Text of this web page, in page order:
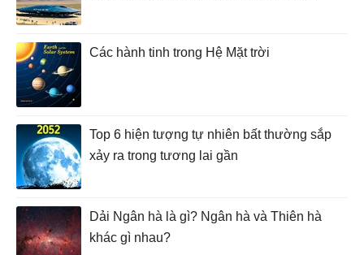
Các hành tinh trong Hệ Mặt trời
Top 6 hiện tượng tự nhiên bất thường sắp
xảy ra trong tương lai gần
Dải Ngân hà là gì? Ngân hà và Thiên hà
khác gì nhau?